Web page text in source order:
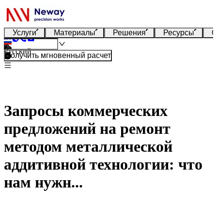
Услуги Материалы Решения Ресурсы
Русский
Получить мгновенный расчет
Запросы коммерческих
предложений на ремонт
методом металлической
аддитивной технологии: что
нам нужн...